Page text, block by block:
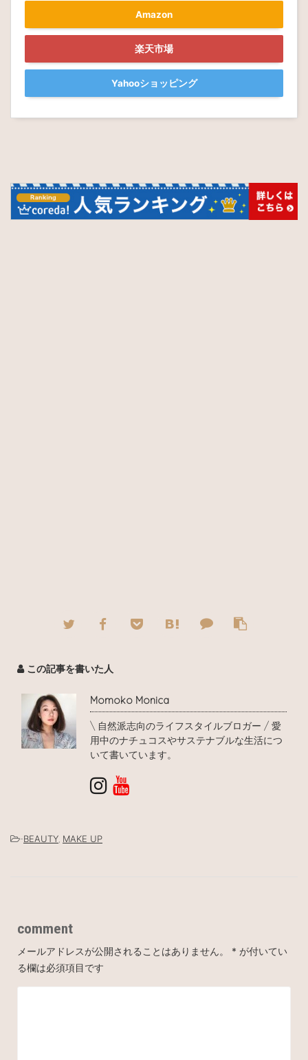
Amazon
楽天市場
Yahooショッピング
この記事を書いた人
Momoko Monica
\ 自然派志向のライフスタイルブロガー / 愛
用中のナチュコスやサステナブルな生活につ
いて書いています。
-BEAUTY MAKE UP
comment
メールアドレスが公開されることはありません。 * が付いてい
る欄は必須項目です